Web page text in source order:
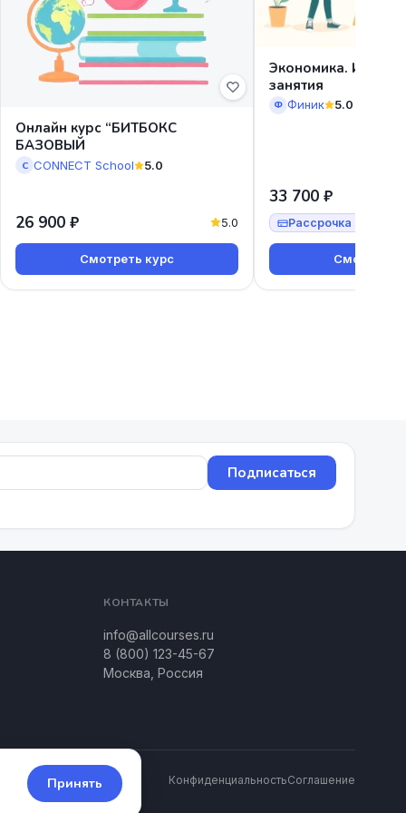
Онлайн курс “БИТБОКС
БАЗОВЫЙ
C CONNECT School 5.0
26 900 ₽ 5.0
Смотреть курс
Экономика.
занятия
Ф Финик 5.0
33 700 ₽
Рассрочка от 12
Смотреть
Подписаться
КОНТАКТЫ
info@allcourses.ru
8 (800) 123-45-67
Москва, Россия
КонфиденциальностьСоглашение
Принять